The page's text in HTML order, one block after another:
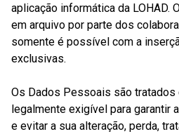
aplicação informática da LOHAD.
em arquivo por parte dos
somente é possível com a
exclusivas.
Os Dados Pessoais são tratados
legalmente exigível para garantir
e evitar a sua alteração, perda,